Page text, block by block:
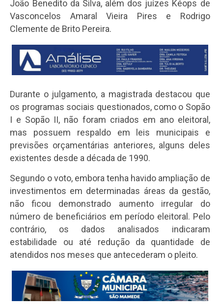
João Benedito da Silva, além dos juízes Kéops de
Vasconcelos Amaral Vieira Pires e Rodrigo
Clemente de Brito Pereira.
Durante o julgamento, a magistrada destacou que
os programas sociais questionados, como o Sopão
I e Sopão II, não foram criados em ano eleitoral,
mas possuem respaldo em leis municipais e
previsões orçamentárias anteriores, alguns deles
existentes desde a década de 1990.
Segundo o voto, embora tenha havido ampliação de
investimentos em determinadas áreas da gestão,
não ficou demonstrado aumento irregular do
número de beneficiários em período eleitoral. Pelo
contrário, os dados analisados indicaram
estabilidade ou até redução da quantidade de
atendidos nos meses que antecederam o pleito.